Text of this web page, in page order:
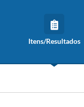
Itens/Resultados